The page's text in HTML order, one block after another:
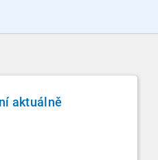
aktuálně